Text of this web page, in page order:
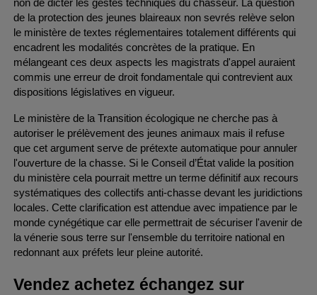
non de dicter les gestes techniques du chasseur. La question
de la protection des jeunes blaireaux non sevrés relève selon
le ministère de textes réglementaires totalement différents qui
encadrent les modalités concrètes de la pratique. En
mélangeant ces deux aspects les magistrats d'appel auraient
commis une erreur de droit fondamentale qui contrevient aux
dispositions législatives en vigueur.
Le ministère de la Transition écologique ne cherche pas à
autoriser le prélèvement des jeunes animaux mais il refuse
que cet argument serve de prétexte automatique pour annuler
l'ouverture de la chasse. Si le Conseil d’État valide la position
du ministère cela pourrait mettre un terme définitif aux recours
systématiques des collectifs anti-chasse devant les juridictions
locales. Cette clarification est attendue avec impatience par le
monde cynégétique car elle permettrait de sécuriser l'avenir de
la vénerie sous terre sur l'ensemble du territoire national en
redonnant aux préfets leur pleine autorité.
Vendez achetez échangez sur